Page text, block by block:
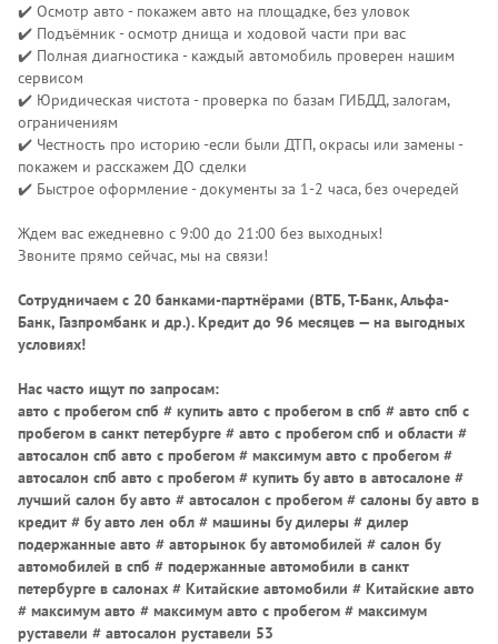
✔️ Осмотр авто - покажем авто на площадке, без уловок
✔️ Подъёмник - осмотр днища и ходовой части при вас
✔️ Полная диагностика - каждый автомобиль проверен нашим
сервисом
✔️ Юридическая чистота - проверка по базам ГИБДД, залогам,
ограничениям
✔️ Честность про историю -если были ДТП, окрасы или замены -
покажем и расскажем ДО сделки
✔️ Быстрое оформление - документы за 1-2 часа, без очередей
Ждем вас ежедневно с 9:00 до 21:00 без выходных!
Звоните прямо сейчас, мы на связи!
Сотрудничаем с 20 банками-партнёрами (ВТБ, Т-Банк, Альфа-
Банк, Газпромбанк и др.). Кредит до 96 месяцев — на выгодных
условиях!
Нас часто ищут по запросам:
авто с пробегом спб # купить авто с пробегом в спб # авто спб с
пробегом в санкт петербурге # авто с пробегом спб и области #
автосалон спб авто с пробегом # максимум авто с пробегом #
автосалон спб авто с пробегом # купить бу авто в автосалоне #
лучший салон бу авто # автосалон с пробегом # салоны бу авто в
кредит # бу авто лен обл # машины бу дилеры # дилер
подержанные авто # авторынок бу автомобилей # салон бу
автомобилей в спб # подержанные автомобили в санкт
петербурге в салонах # Китайские автомобили # Китайские авто
# максимум авто # максимум авто с пробегом # максимум
руставели # автосалон руставели 53